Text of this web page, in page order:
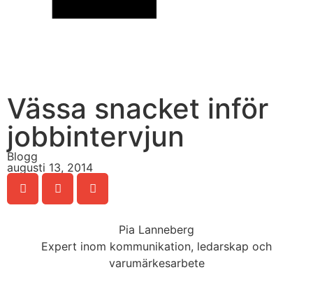
Vässa snacket inför
jobbintervjun
Blogg
augusti 13, 2014
Pia Lanneberg
Expert inom kommunikation, ledarskap och
varumärkesarbete